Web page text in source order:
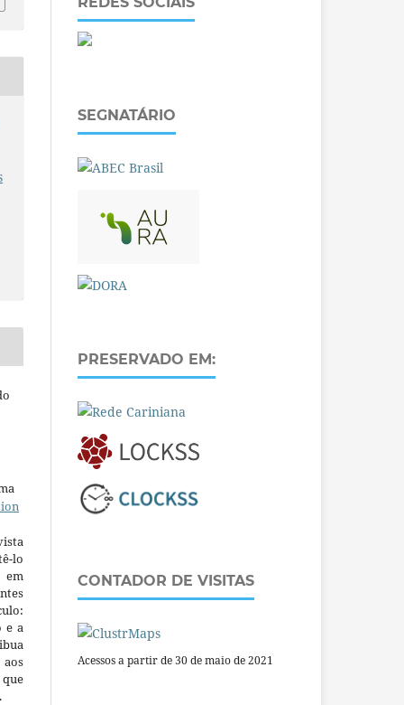
lo
em
e a
SEGNATÁRIO
PRESERVADO EM:
CONTADOR DE VISITAS
Acessos a partir de 30 de maio de 2021